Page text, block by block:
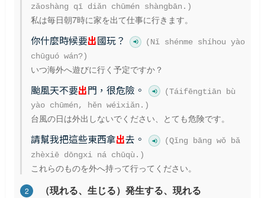
zǎoshàng qī diǎn chūmén shàngbān.)
私は毎日朝7時に家を出て仕事に行きます。
你什麼時候要出國玩？
(Nǐ shénme shíhou yào
chūguó wán?)
いつ海外へ遊びに行く予定ですか？
颱風天不要出門，很危險。
(Táifēngtiān bù
yào chūmén, hěn wéixiǎn.)
台風の日は外出しないでください、とても危険です。
請幫我把這些東西拿出去。
(Qǐng bāng wǒ bǎ
zhèxiē dōngxi ná chūqù.)
これらのものを外へ持って行ってください。
2 （現れる、生じる）発生する、現れる